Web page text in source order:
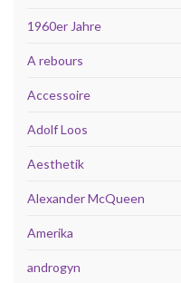
1960er Jahre
A rebours
Accessoire
Adolf Loos
Aesthetik
Alexander McQueen
Amerika
androgyn